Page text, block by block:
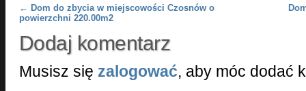
Post navigation
← Dom do zbycia w miejscowości Czosnów o
powierzchni 220.00m2
Dodaj komentarz
Musisz się zalogować, aby móc dodać